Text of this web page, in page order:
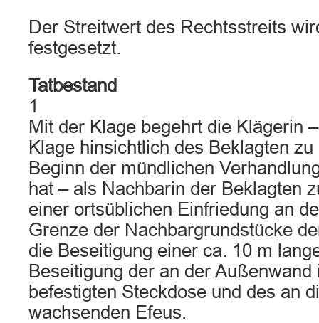
Der Streitwert des Rechtsstreits
festgesetzt.
Tatbestand
1
Mit der Klage begehrt die Klägerin
Klage hinsichtlich des Beklagten
Beginn der mündlichen
hat – als Nachbarin der Beklagten
einer ortsüblichen Einfriedung an
Grenze der Nachbargrundstücke
die Beseitigung einer ca. 10 m
Beseitigung der an der
befestigten Steckdose und des an
wachsenden Efeus.